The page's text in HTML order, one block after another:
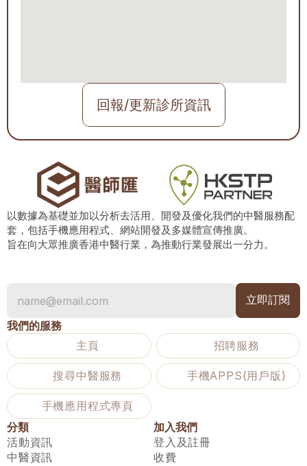
回報/更新診所資訊
以數據為基礎並加以分析去活用、開發及優化我們的中醫服務配
套，包括手機應用程式、網站開發及多媒體宣傳推廣。
旨在向大眾推廣香港中醫行業，為推動行業發展出一分力。
我們的服務
主頁
招聘服務
搜尋中醫服務 手機APPS(用戶版)
手機應用程式專頁
分類
活動資訊
中醫資訊
加入我們
登入及註冊
收費